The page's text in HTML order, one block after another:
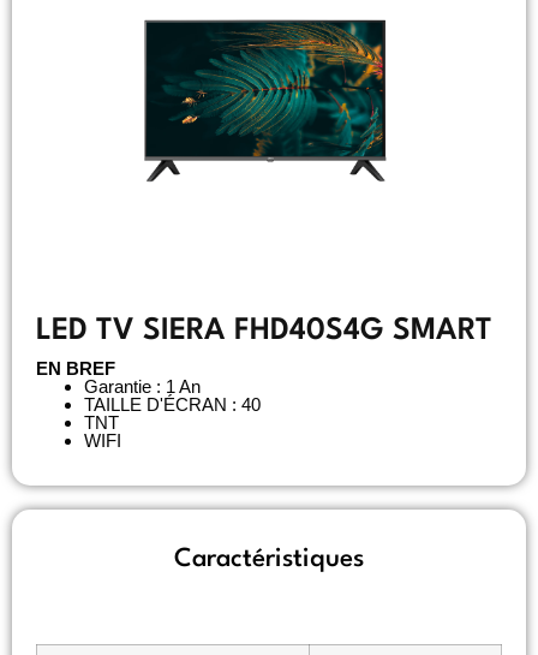
LED TV SIERA FHD40S4G SMART
EN BREF
Garantie : 1 An
TAILLE D'ÉCRAN : 40
TNT
WIFI
Caractéristiques